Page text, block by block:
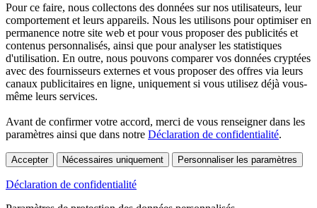
Pour ce faire, nous collectons des données sur nos utilisateurs, leur
comportement et leurs appareils. Nous les utilisons pour optimiser en
permanence notre site web et pour vous proposer des publicités et
contenus personnalisés, ainsi que pour analyser les statistiques
d'utilisation. En outre, nous pouvons comparer vos données cryptées
avec des fournisseurs externes et vous proposer des offres via leurs
canaux publicitaires en ligne, uniquement si vous utilisez déjà vous-
même leurs services.
Avant de confirmer votre accord, merci de vous renseigner dans les
paramètres ainsi que dans notre Déclaration de confidentialité.
Accepter Nécessaires uniquement Personnaliser les paramètres
Déclaration de confidentialité